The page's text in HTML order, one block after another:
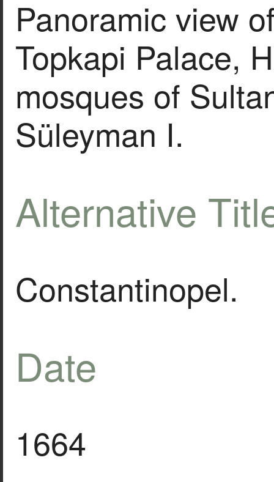
Panoramic view
Topkapi Palace,
mosques of
Süleyman I.
Alternative
Constantinopel.
Date
1664